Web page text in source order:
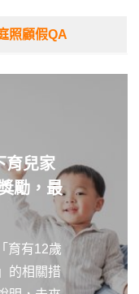
照顧假QA
育兒家
勵，最
育有12歲
的相關措